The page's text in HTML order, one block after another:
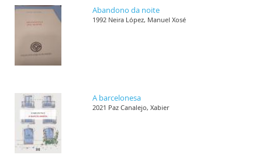
Abandono da noite
1992 Neira López, Manuel Xosé
A barcelonesa
2021 Paz Canalejo, Xabier